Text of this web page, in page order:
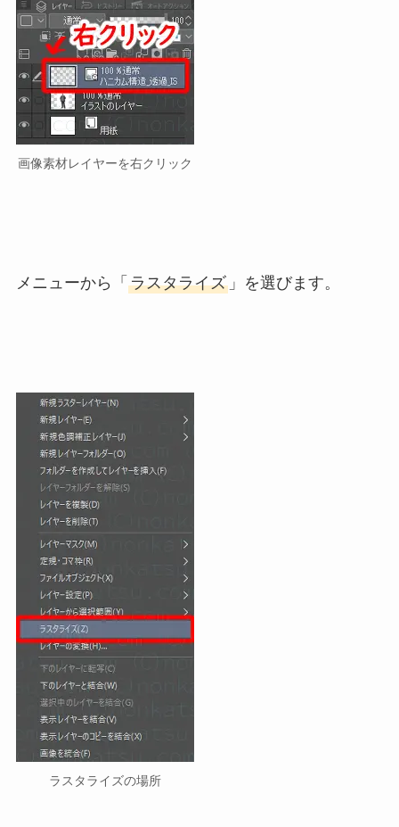
画像素材レイヤーを右クリック
メニューから「 ラスタライズ」を選びます。
ラスタライズの場所